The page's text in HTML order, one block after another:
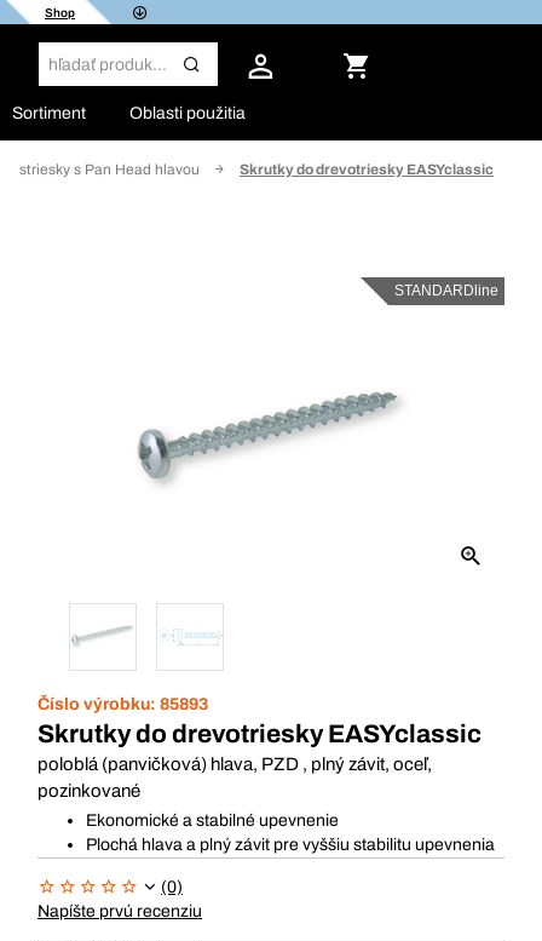
Shop
Sortiment Oblasti použitia
s Pan Head hlavou Skrutky do drevotriesky EASYclassic
STANDARDline
Číslo výrobku: 85893
Skrutky do drevotriesky EASYclassic
poloblá (panvičková) hlava, PZD , plný závit, oceľ,
pozinkované
Ekonomické a stabilné upevnenie
Plochá hlava a plný závit pre vyššiu stabilitu upevnenia
(0)
Napíšte prvú recenziu